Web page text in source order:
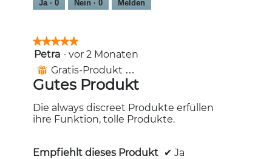
Ja · 0 Nein · 0 Melden
★★★★★
★★★★★
5
von
Sternen.
Petra · vor 2 Monaten
⊞ Gratis-Produkt erhalten
Gutes Produkt
Die always discreet Produkte erfüllen
ihre Funktion, tolle Produkte.
Empfiehlt dieses Produkt ✔ Ja